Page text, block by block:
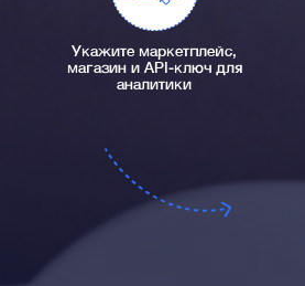
Укажите маркетплейс,
магазин и API-ключ для
аналитики